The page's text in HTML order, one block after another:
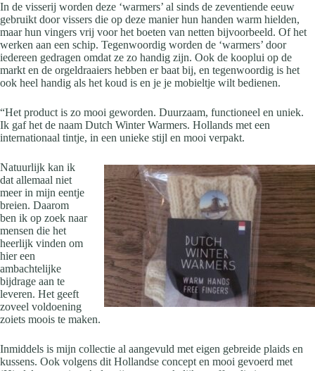
In de visserij worden deze ‘warmers’ al sinds de zeventiende eeuw
gebruikt door vissers die op deze manier hun handen warm hielden,
maar hun vingers vrij voor het boeten van netten bijvoorbeeld. Of het
werken aan een schip. Tegenwoordig worden de ‘warmers’ door
iedereen gedragen omdat ze zo handig zijn. Ook de kooplui op de
markt en de orgeldraaiers hebben er baat bij, en tegenwoordig is het
ook heel handig als het koud is en je je mobieltje wilt bedienen.
“Het product is zo mooi geworden. Duurzaam, functioneel en uniek.
Ik gaf het de naam Dutch Winter Warmers. Hollands met een
internationaal tintje, in een unieke stijl en mooi verpakt.
Natuurlijk kan ik
dat allemaal niet
meer in mijn eentje
breien. Daarom
ben ik op zoek naar
mensen die het
heerlijk vinden om
hier een
ambachtelijke
bijdrage aan te
leveren. Het geeft
zoveel voldoening
zoiets moois te maken.
Inmiddels is mijn collectie al aangevuld met eigen gebreide plaids en
kussens. Ook volgens dit Hollandse concept en mooi gevoerd met